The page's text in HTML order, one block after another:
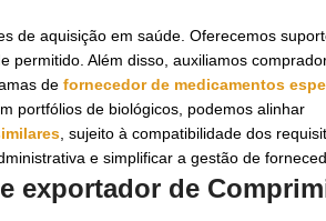
de aquisição em saúde. Oferecemos
permitido. Além disso, auxiliamos
de fornecedor de medicamentos
portfólios de biológicos, podemos alinhar
, sujeito à compatibilidade dos
e simplificar a gestão de
exportador de